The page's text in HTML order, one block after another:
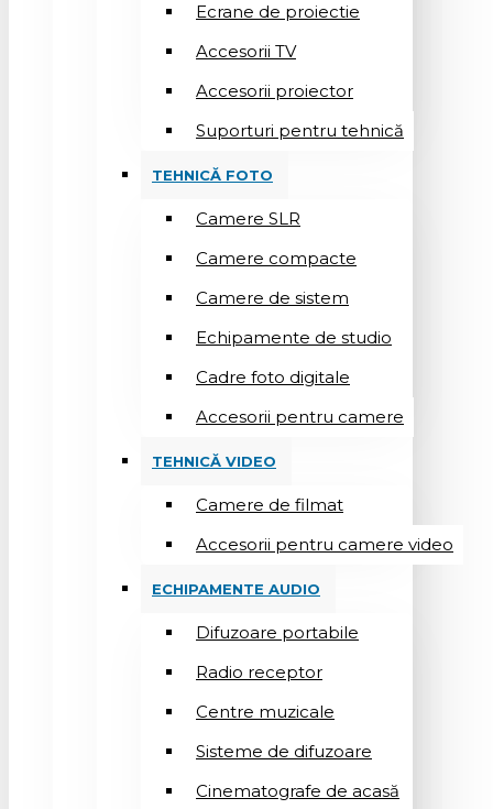
Ecrane de proiectie
Accesorii TV
Accesorii proiector
Suporturi pentru tehnică
TEHNICĂ FOTO
Camere SLR
Camere compacte
Camere de sistem
Echipamente de studio
Cadre foto digitale
Accesorii pentru camere
TEHNICĂ VIDEO
Camere de filmat
Accesorii pentru camere video
ECHIPAMENTE AUDIO
Difuzoare portabile
Radio receptor
Centre muzicale
Sisteme de difuzoare
Cinematografe de acasă